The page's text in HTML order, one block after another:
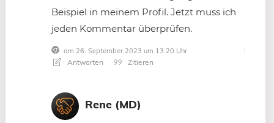
Beispiel in meinem Profil. Jetzt muss ich
jeden Kommentar überprüfen.
am 26. September 2023 um 13:20 Uhr
Antworten Zitieren
Rene (MD)